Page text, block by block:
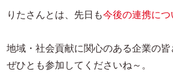
りたさんとは、先日も今後の連携につ
地域・社会貢献に関心のある企業の皆
ぜひとも参加してくださいね～。